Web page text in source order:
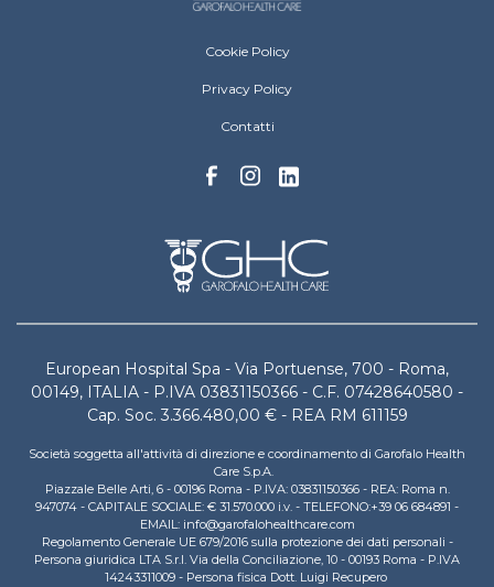
European Hospital Menu Footer
Cookie Policy
Privacy Policy
Contatti
European Hospital Spa - Via Portuense, 700 - Roma,
00149, ITALIA - P.IVA 03831150366 - C.F. 07428640580 -
Cap. Soc. 3.366.480,00 € - REA RM 611159
Società soggetta all'attività di direzione e coordinamento di Garofalo Health
Care S.p.A.
Piazzale Belle Arti, 6 - 00196 Roma - P.IVA: 03831150366 - REA: Roma n.
947074 - CAPITALE SOCIALE: € 31.570.000 i.v. - TELEFONO:+39 06 684891 -
EMAIL: info@garofalohealthcare.com
Regolamento Generale UE 679/2016 sulla protezione dei dati personali -
Persona giuridica LTA S.r.l. Via della Conciliazione, 10 - 00193 Roma - P.IVA
14243311009 - Persona fisica Dott. Luigi Recupero